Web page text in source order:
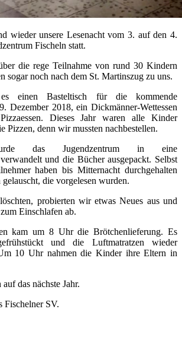
wieder unsere Lesenacht vom 3. auf den 4.
Fischeln statt.
die rege Teilnahme von rund 30 Kindern
sogar noch nach dem St. Martinszug zu uns.
einen Basteltisch für die kommende
Dezember 2018, ein Dickmänner-Wettessen
Dieses Jahr waren alle Kinder
Pizzen, denn wir mussten nachbestellen.
das Jugendzentrum in eine
und die Bücher ausgepackt. Selbst
haben bis Mitternacht durchgehalten
die vorgelesen wurden.
probierten wir etwas Neues aus und
Einschlafen ab.
kam um 8 Uhr die Brötchenlieferung. Es
und die Luftmatratzen wieder
10 Uhr nahmen die Kinder ihre Eltern in
das nächste Jahr.
Fischelner SV.